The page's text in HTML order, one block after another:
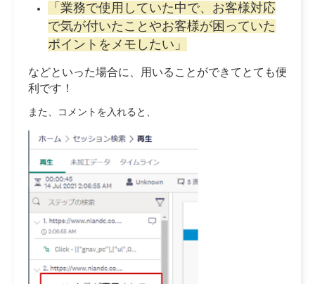
「業務で使用していた中で、お客様対応
で気が付いたことやお客様が困っていた
ポイントをメモしたい」
などといった場合に、用いることができてとても便
利です！
また、コメントを入れると、